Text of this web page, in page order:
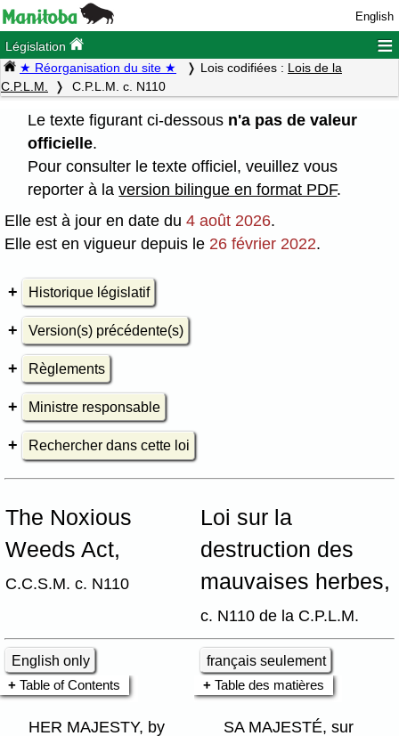
English
Législation ≡
★ Réorganisation du site ★ Lois codifiées : Lois de la
C.P.L.M.
C.P.L.M. c. N110
Le texte figurant ci-dessous n'a pas de valeur
officielle.
Pour consulter le texte officiel, veuillez vous
reporter à laversion bilingue en format PDF.
Elle est à jour en date du 4 août 2026.
Elle est en vigueur depuis le 26 février 2022.
Historique législatif
Version(s) précédente(s)
Règlements
Ministre responsable
Rechercher dans cette loi
The Noxious
Weeds Act,
C.C.S.M. c. N110
Loi sur la
destruction des
mauvaises herbes,
c. N110 de la C.P.L.M.
English only
français seulement
Table of Contents
Table des matières
HER MAJESTY, by
SA MAJESTÉ, sur